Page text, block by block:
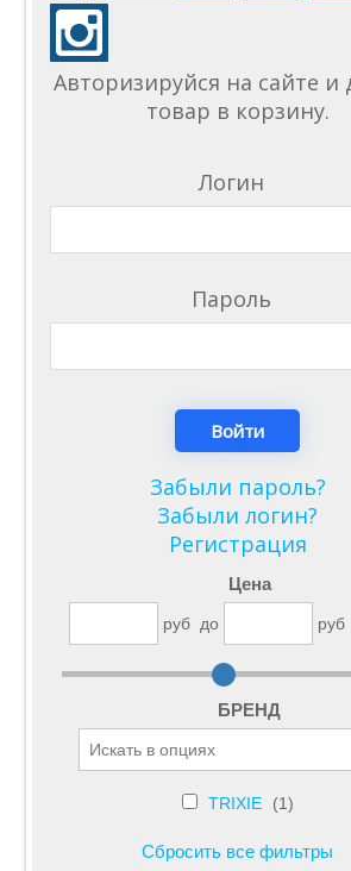
Авторизируйся на сайте и
товар в корзину.
Логин
Пароль
Забыли пароль?
Забыли логин?
Регистрация
Цена
руб до руб
БРЕНД
TRIXIE (1)
Сбросить все фильтры